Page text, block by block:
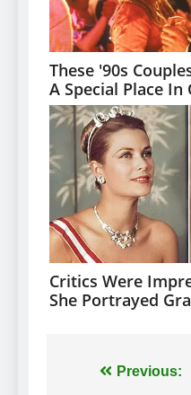
Навігація
Previous: